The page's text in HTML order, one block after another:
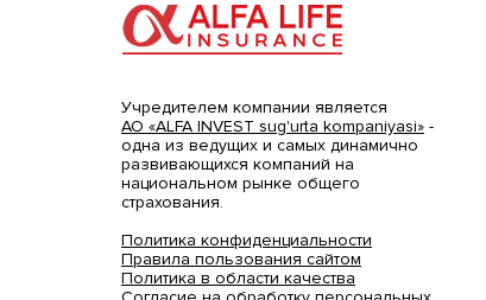
Учредителем компании является
АО «ALFA INVEST sug'urta kompaniyasi» -
одна из ведущих и самых динамично
развивающихся компаний на
национальном рынке общего
страхования.
Политика конфиденциальности
Правила пользования сайтом
Политика в области качества